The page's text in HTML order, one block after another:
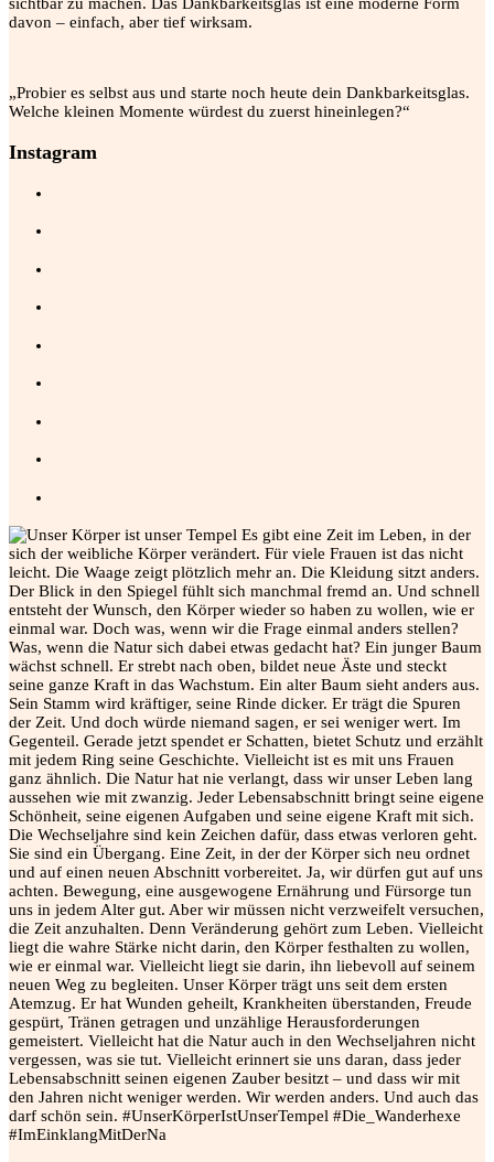
sichtbar zu machen. Das Dankbarkeitsglas ist eine moderne Form
davon – einfach, aber tief wirksam.
„Probier es selbst aus und starte noch heute dein Dankbarkeitsglas.
Welche kleinen Momente würdest du zuerst hineinlegen?“
Instagram